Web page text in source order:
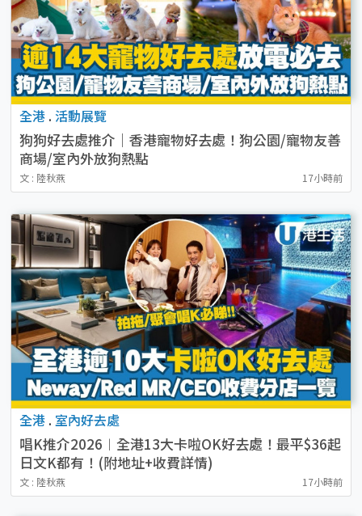
全港 . 活動展覽
狗狗好去處推介｜香港寵物好去處！狗公園/寵物友善
商場/室內外放狗熱點
文 : 陸秋燕 17小時前
全港 . 室內好去處
唱K推介2026︱全港13大卡啦OK好去處！最平$36起
日文K都有！(附地址+收費詳情)
文 : 陸秋燕 17小時前